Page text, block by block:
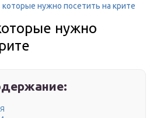
которые нужно посетить на крите
нужно